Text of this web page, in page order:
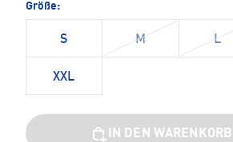
Größe:
S M L
XXL
IN DEN WARENKORB